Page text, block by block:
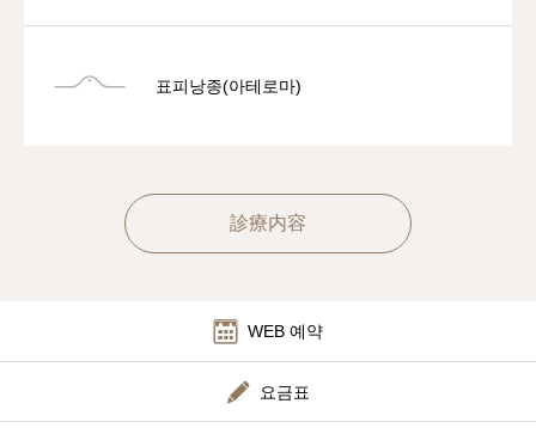
표피낭종(아테로마)
診療内容
WEB 예약
요금표